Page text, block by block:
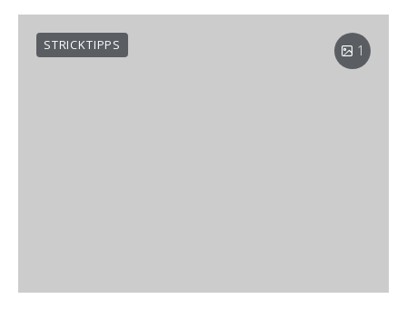
STRICKTIPPS 1